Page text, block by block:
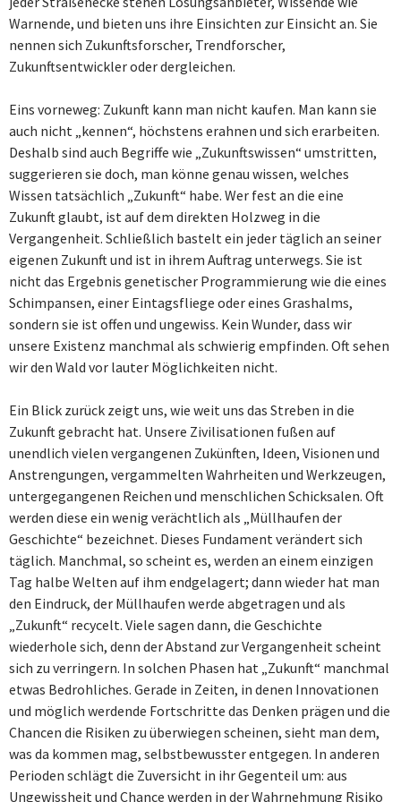
Warnende, und bieten uns ihre Einsichten zur Einsicht an. Sie
nennen sich Zukunftsforscher, Trendforscher,
Zukunftsentwickler oder dergleichen.
Eins vorneweg: Zukunft kann man nicht kaufen. Man kann sie
auch nicht „kennen“, höchstens erahnen und sich erarbeiten.
Deshalb sind auch Begriffe wie „Zukunftswissen“ umstritten,
suggerieren sie doch, man könne genau wissen, welches
Wissen tatsächlich „Zukunft“ habe. Wer fest an die eine
Zukunft glaubt, ist auf dem direkten Holzweg in die
Vergangenheit. Schließlich bastelt ein jeder täglich an seiner
eigenen Zukunft und ist in ihrem Auftrag unterwegs. Sie ist
nicht das Ergebnis genetischer Programmierung wie die eines
Schimpansen, einer Eintagsfliege oder eines Grashalms,
sondern sie ist offen und ungewiss. Kein Wunder, dass wir
unsere Existenz manchmal als schwierig empfinden. Oft sehen
wir den Wald vor lauter Möglichkeiten nicht.
Ein Blick zurück zeigt uns, wie weit uns das Streben in die
Zukunft gebracht hat. Unsere Zivilisationen fußen auf
unendlich vielen vergangenen Zukünften, Ideen, Visionen und
Anstrengungen, vergammelten Wahrheiten und Werkzeugen,
untergegangenen Reichen und menschlichen Schicksalen. Oft
werden diese ein wenig verächtlich als „Müllhaufen der
Geschichte“ bezeichnet. Dieses Fundament verändert sich
täglich. Manchmal, so scheint es, werden an einem einzigen
Tag halbe Welten auf ihm endgelagert; dann wieder hat man
den Eindruck, der Müllhaufen werde abgetragen und als
„Zukunft“ recycelt. Viele sagen dann, die Geschichte
wiederhole sich, denn der Abstand zur Vergangenheit scheint
sich zu verringern. In solchen Phasen hat „Zukunft“ manchmal
etwas Bedrohliches. Gerade in Zeiten, in denen Innovationen
und möglich werdende Fortschritte das Denken prägen und die
Chancen die Risiken zu überwiegen scheinen, sieht man dem,
was da kommen mag, selbstbewusster entgegen. In anderen
Perioden schlägt die Zuversicht in ihr Gegenteil um: aus
Ungewissheit und Chance werden in der Wahrnehmung Risiko